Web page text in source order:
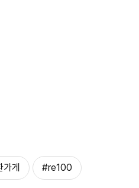
가게 #re100